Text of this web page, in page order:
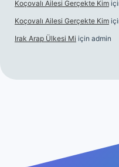
Koçovalı Ailesi Gerçekte Kim
Koçovalı Ailesi Gerçekte Kim
Irak Arap Ülkesi Mi için admin